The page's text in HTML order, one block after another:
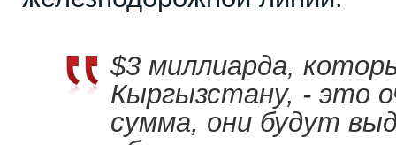
$3 миллиарда,
Кыргызстану, - это
сумма, они будут